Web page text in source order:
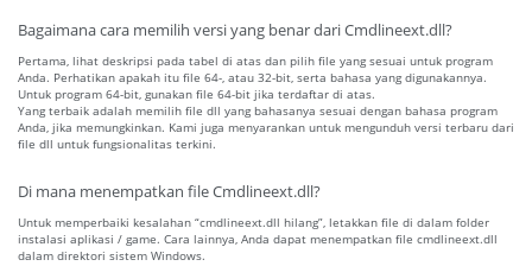
Bagaimana cara memilih versi yang benar dari Cmdlineext.dll?
Pertama, lihat deskripsi pada tabel di atas dan pilih file yang sesuai untuk program
Anda. Perhatikan apakah itu file 64-, atau 32-bit, serta bahasa yang digunakannya.
Untuk program 64-bit, gunakan file 64-bit jika terdaftar di atas.
Yang terbaik adalah memilih file dll yang bahasanya sesuai dengan bahasa program
Anda, jika memungkinkan. Kami juga menyarankan untuk mengunduh versi terbaru dari
file dll untuk fungsionalitas terkini.
Di mana menempatkan file Cmdlineext.dll?
Untuk memperbaiki kesalahan “cmdlineext.dll hilang”, letakkan file di dalam folder
instalasi aplikasi / game. Cara lainnya, Anda dapat menempatkan file cmdlineext.dll
dalam direktori sistem Windows.